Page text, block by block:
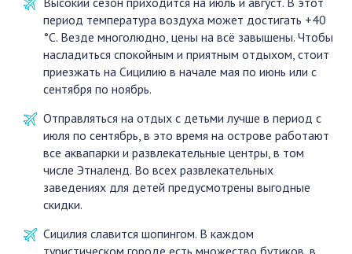
период температура воздуха может достигать +40
°С. Везде многолюдно, цены на всё завышены. Чтобы
насладиться спокойным и приятным отдыхом, стоит
приезжать на Сицилию в начале мая по июнь или с
сентября по ноябрь.
Отправляться на отдых с детьми лучше в период с
июля по сентябрь, в это время на острове работают
все аквапарки и развлекательные центры, в том
числе Этналенд. Во всех развлекательных
заведениях для детей предусмотрены выгодные
скидки.
Сицилия славится шопингом. В каждом
туристическом городе есть множество бутиков, в